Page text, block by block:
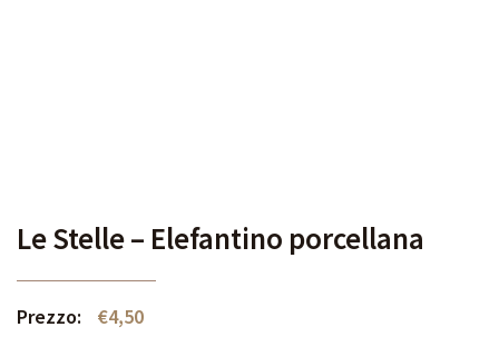
Le Stelle – Elefantino porcellana
Prezzo: €4,50